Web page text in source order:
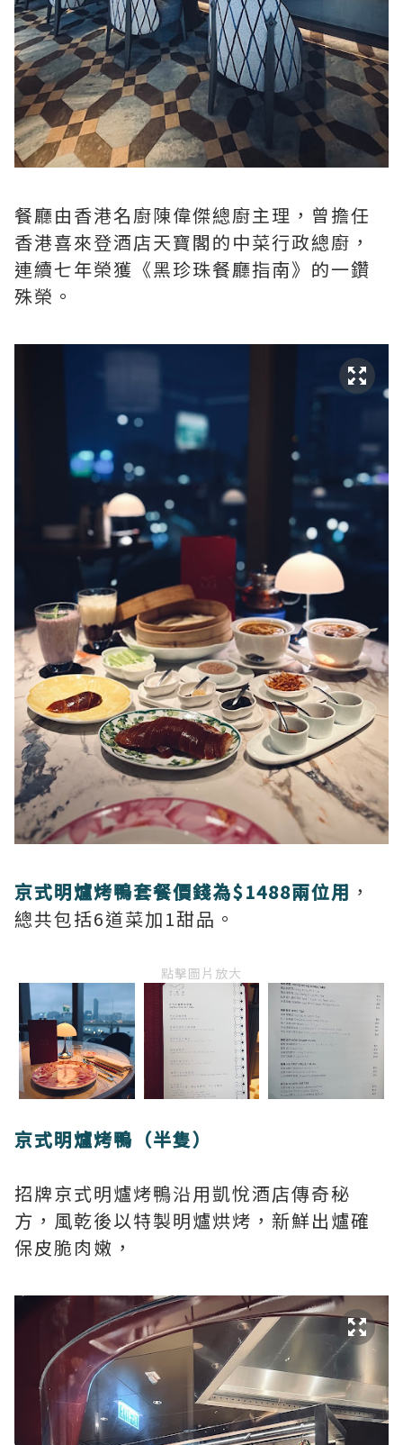
餐廳由香港名廚陳偉傑總廚主理，曾擔任
香港喜來登酒店天寶閣的中菜行政總廚，
連續七年榮獲《黑珍珠餐廳指南》的一鑽
殊榮。
京式明爐烤鴨套餐價錢為$1488兩位用 ，
總共包括6道菜加1甜品。
點擊圖片放大
京式明爐烤鴨（半隻）
招牌京式明爐烤鴨沿用凱悅酒店傳奇秘
方，風乾後以特製明爐烘烤，新鮮出爐確
保皮脆肉嫩，